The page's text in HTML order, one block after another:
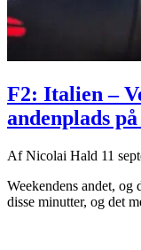
F2: Italien –
andenplads
AfNicolai Hald 11
Weekendens andet, og
disse minutter, og det